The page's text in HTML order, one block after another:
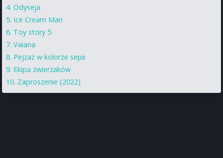
Odyseja
Ice Cream Man
Toy story 5
Vaiana
Pejzaż w kolorze sepii
Ekipa zwierzaków
Zaproszenie (2022)